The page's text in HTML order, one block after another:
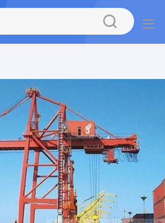
{cookie_flags: